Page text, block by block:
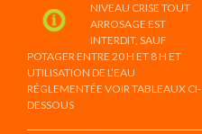
NIVEAU CRISE TOUT
ARROSAGE EST
INTERDIT, SAUF
POTAGER ENTRE 20 H ET 8 H ET
UTILISATION DE L’EAU
RÉGLEMENTÉE VOIR TABLEAUX CI-
DESSOUS